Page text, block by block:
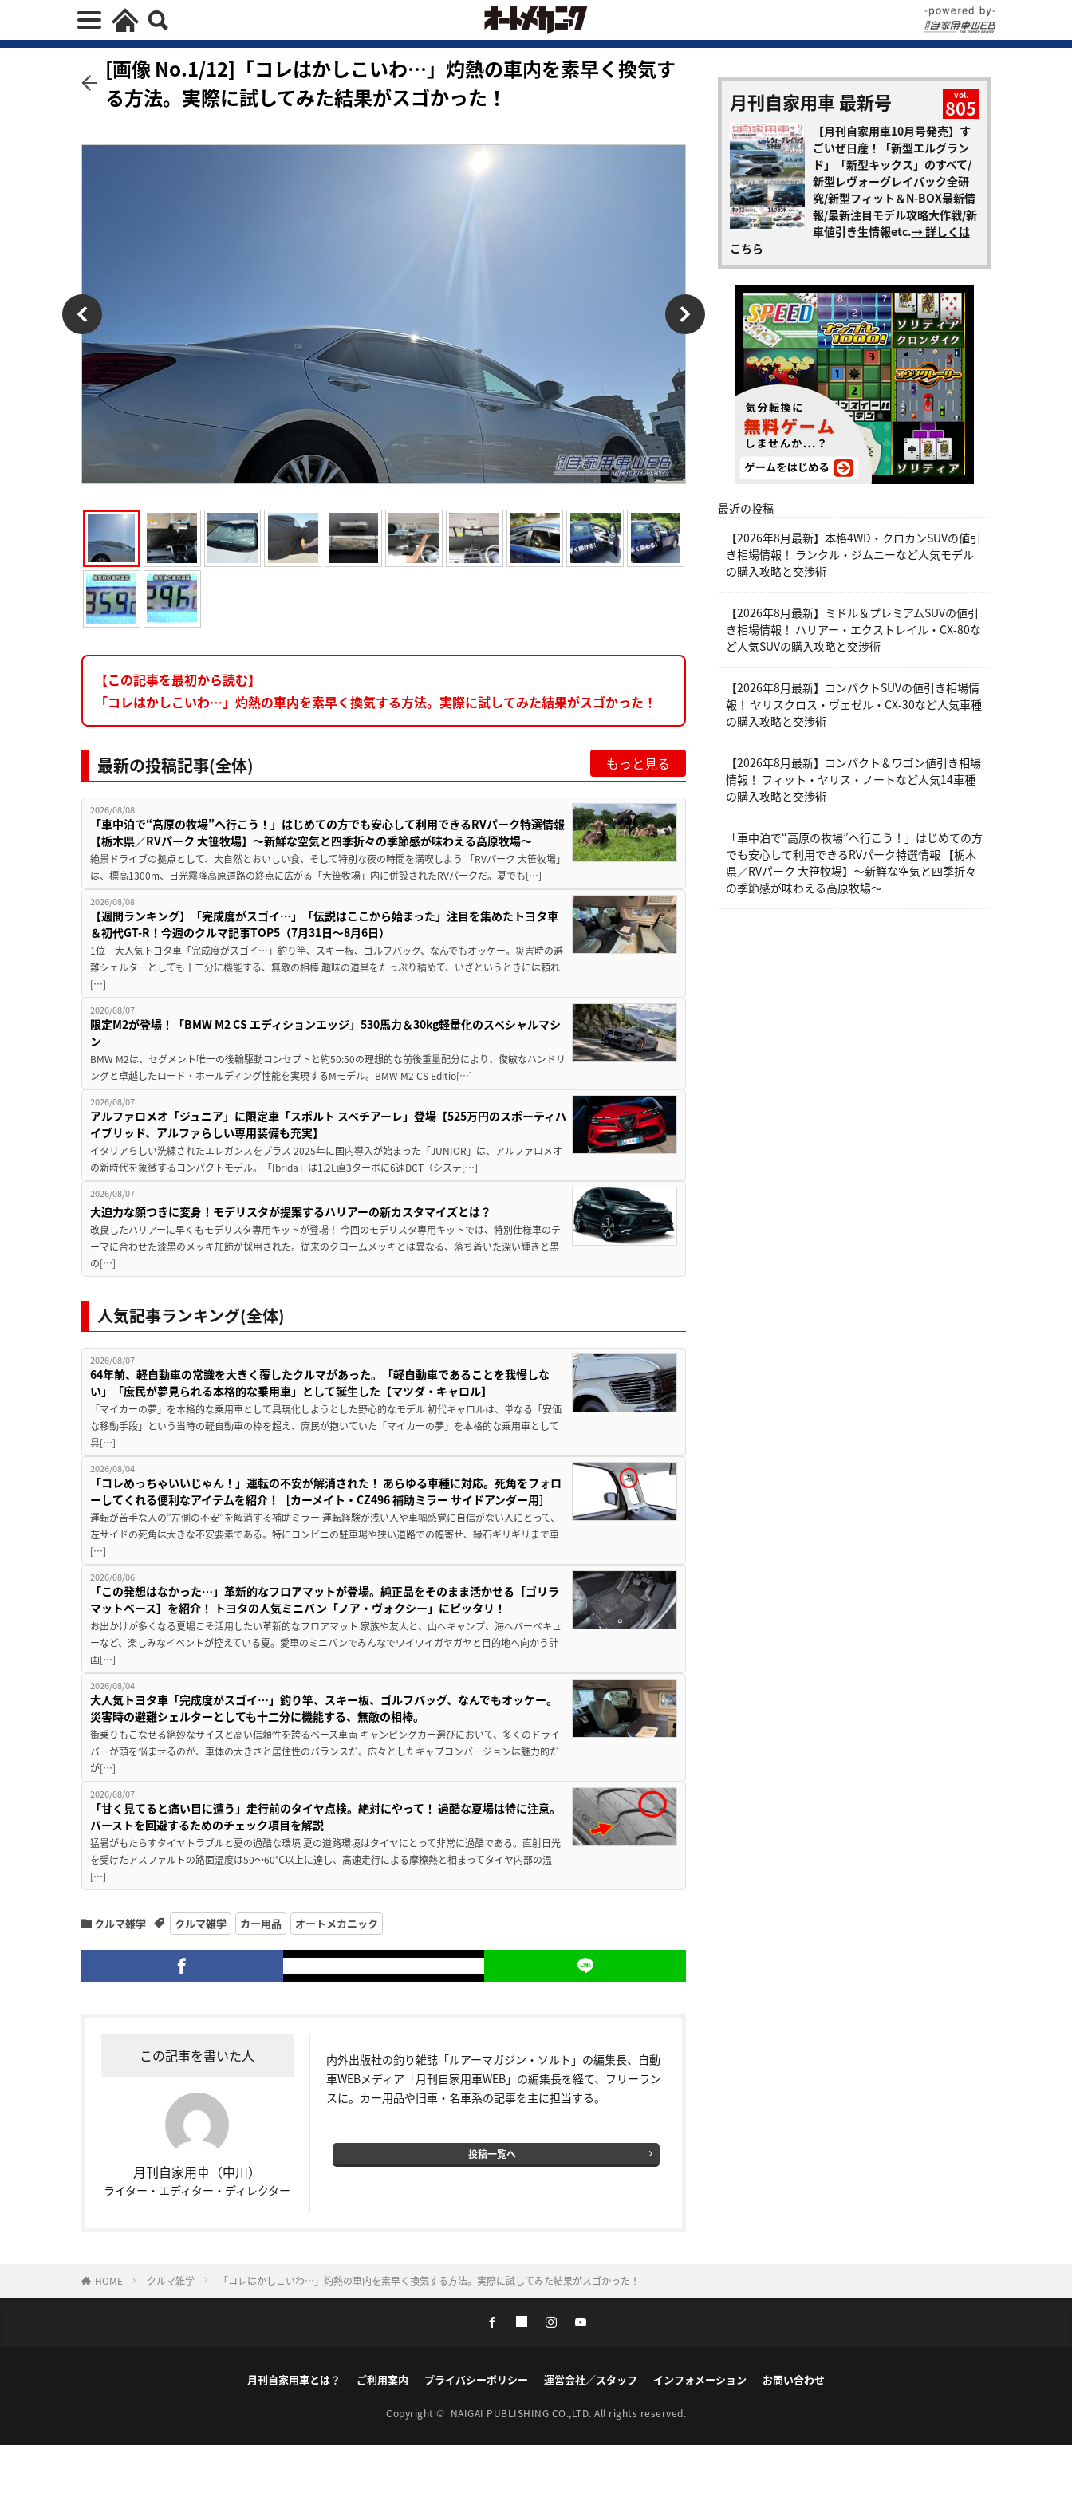
[画像 No.1/12]「コレはかしこいわ…」灼熱の車内を素早く換気す
る方法。実際に試してみた結果がスゴかった！
【この記事を最初から読む】
「コレはかしこいわ…」灼熱の車内を素早く換気する方法。実際に試してみた結果がスゴかった！
最新の投稿記事(全体) もっと見る
2026/08/08
「車中泊で“高原の牧場”へ行こう！」はじめての方でも安心して利用できるRVパーク特選情報
【栃木県／RVパーク 大笹牧場】～新鮮な空気と四季折々の季節感が味わえる高原牧場～
絶景ドライブの拠点として、大自然とおいしい食、そして特別な夜の時間を満喫しよう 「RVパーク 大笹牧場」
は、標高1300m、日光霧降高原道路の終点に広がる「大笹牧場」内に併設されたRVパークだ。夏でも[…]
2026/08/08
【週間ランキング】「完成度がスゴイ…」「伝説はここから始まった」注目を集めたトヨタ車
＆初代GT-R！今週のクルマ記事TOP5（7月31日〜8月6日）
1位 大人気トヨタ車「完成度がスゴイ…」釣り竿、スキー板、ゴルフバッグ、なんでもオッケー。災害時の避
難シェルターとしても十二分に機能する、無敵の相棒 趣味の道具をたっぷり積めて、いざというときには頼れ
[…]
2026/08/07
限定M2が登場！「BMW M2 CS エディションエッジ」530馬力＆30kg軽量化のスペシャルマシ
ン
BMW M2は、セグメント唯一の後輪駆動コンセプトと約50:50の理想的な前後重量配分により、俊敏なハンドリ
ングと卓越したロード・ホールディング性能を実現するMモデル。BMW M2 CS Editio[…]
2026/08/07
アルファロメオ「ジュニア」に限定車「スポルト スペチアーレ」登場【525万円のスポーティハ
イブリッド、アルファらしい専用装備も充実】
イタリアらしい洗練されたエレガンスをプラス 2025年に国内導入が始まった「JUNIOR」は、アルファロメオ
の新時代を象徴するコンパクトモデル。「Ibrida」は1.2L直3ターボに6速DCT（システ[…]
2026/08/07
大迫力な顔つきに変身！モデリスタが提案するハリアーの新カスタマイズとは？
改良したハリアーに早くもモデリスタ専用キットが登場！ 今回のモデリスタ専用キットでは、特別仕様車のテ
ーマに合わせた漆黒のメッキ加飾が採用された。従来のクロームメッキとは異なる、落ち着いた深い輝きと黒
の[…]
人気記事ランキング(全体)
2026/08/07
64年前、軽自動車の常識を大きく覆したクルマがあった。「軽自動車であることを我慢しな
い」「庶民が夢見られる本格的な乗用車」として誕生した【マツダ・キャロル】
「マイカーの夢」を本格的な乗用車として具現化しようとした野心的なモデル 初代キャロルは、単なる「安価
な移動手段」という当時の軽自動車の枠を超え、庶民が抱いていた「マイカーの夢」を本格的な乗用車として
具[…]
2026/08/04
「コレめっちゃいいじゃん！」運転の不安が解消された！ あらゆる車種に対応。死角をフォロ
ーしてくれる便利なアイテムを紹介！［カーメイト・CZ496 補助ミラー サイドアンダー用］
運転が苦手な人の”左側の不安”を解消する補助ミラー 運転経験が浅い人や車幅感覚に自信がない人にとって、
左サイドの死角は大きな不安要素である。特にコンビニの駐車場や狭い道路での幅寄せ、縁石ギリギリまで車
[…]
2026/08/06
「この発想はなかった…」革新的なフロアマットが登場。純正品をそのまま活かせる［ゴリラ
マットベース］を紹介！ トヨタの人気ミニバン「ノア・ヴォクシー」にピッタリ！
お出かけが多くなる夏場こそ活用したい革新的なフロアマット 家族や友人と、山へキャンプ、海へバーベキュ
ーなど、楽しみなイベントが控えている夏。愛車のミニバンでみんなでワイワイガヤガヤと目的地へ向かう計
画[…]
2026/08/04
大人気トヨタ車「完成度がスゴイ…」釣り竿、スキー板、ゴルフバッグ、なんでもオッケー。
災害時の避難シェルターとしても十二分に機能する、無敵の相棒。
街乗りもこなせる絶妙なサイズと高い信頼性を誇るベース車両 キャンピングカー選びにおいて、多くのドライ
バーが頭を悩ませるのが、車体の大きさと居住性のバランスだ。広々としたキャブコンバージョンは魅力的だ
が[…]
2026/08/07
「甘く見てると痛い目に遭う」走行前のタイヤ点検。絶対にやって！ 過酷な夏場は特に注意。
バーストを回避するためのチェック項目を解説
猛暑がもたらすタイヤトラブルと夏の過酷な環境 夏の道路環境はタイヤにとって非常に過酷である。直射日光
を受けたアスファルトの路面温度は50〜60℃以上に達し、高速走行による摩擦熱と相まってタイヤ内部の温
[…]
クルマ雑学 クルマ雑学 カー用品 オートメカニック
この記事を書いた人
月刊自家用車（中川）
ライター・エディター・ディレクター
内外出版社の釣り雑誌「ルアーマガジン・ソルト」の編集長、自動
車WEBメディア「月刊自家用車WEB」の編集長を経て、フリーラン
スに。カー用品や旧車・名車系の記事を主に担当する。
投稿一覧へ
月刊自家用車 最新号 vol.
805
【月刊自家用車10月号発売】す
ごいぜ日産！「新型エルグラン
ド」「新型キックス」のすべて/
新型レヴォーグレイバック全研
究/新型フィット＆N-BOX最新情
報/最新注目モデル攻略大作戦/新
車値引き生情報etc.→ 詳しくは
こちら
最近の投稿
【2026年8月最新】本格4WD・クロカンSUVの値引
き相場情報！ ランクル・ジムニーなど人気モデル
の購入攻略と交渉術
【2026年8月最新】ミドル＆プレミアムSUVの値引
き相場情報！ ハリアー・エクストレイル・CX-80な
ど人気SUVの購入攻略と交渉術
【2026年8月最新】コンパクトSUVの値引き相場情
報！ ヤリスクロス・ヴェゼル・CX-30など人気車種
の購入攻略と交渉術
【2026年8月最新】コンパクト＆ワゴン値引き相場
情報！ フィット・ヤリス・ノートなど人気14車種
の購入攻略と交渉術
「車中泊で“高原の牧場”へ行こう！」はじめての方
でも安心して利用できるRVパーク特選情報 【栃木
県／RVパーク 大笹牧場】～新鮮な空気と四季折々
の季節感が味わえる高原牧場～
HOME クルマ雑学 「コレはかしこいわ…」灼熱の車内を素早く換気する方法。実際に試してみた結果がスゴかった！
月刊自家用車とは？ ご利用案内 プライバシーポリシー 運営会社／スタッフ インフォメーション お問い合わせ
Copyright © NAIGAI PUBLISHING CO.,LTD. All rights reserved.